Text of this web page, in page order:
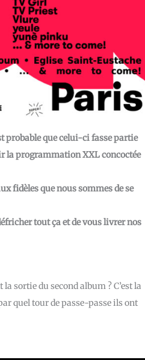
probable que celui-ci fasse partie
la programmation XXL concoctée
fidèles que nous sommes de se
tout ça et de vous livrer nos
sortie du second album ? C’est la
quel tour de passe-passe ils ont